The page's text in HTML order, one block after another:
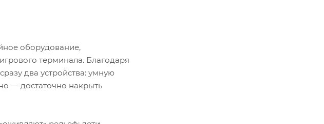
оборудование,
терминала. Благодаря
два устройства: умную
— достаточно накрыть